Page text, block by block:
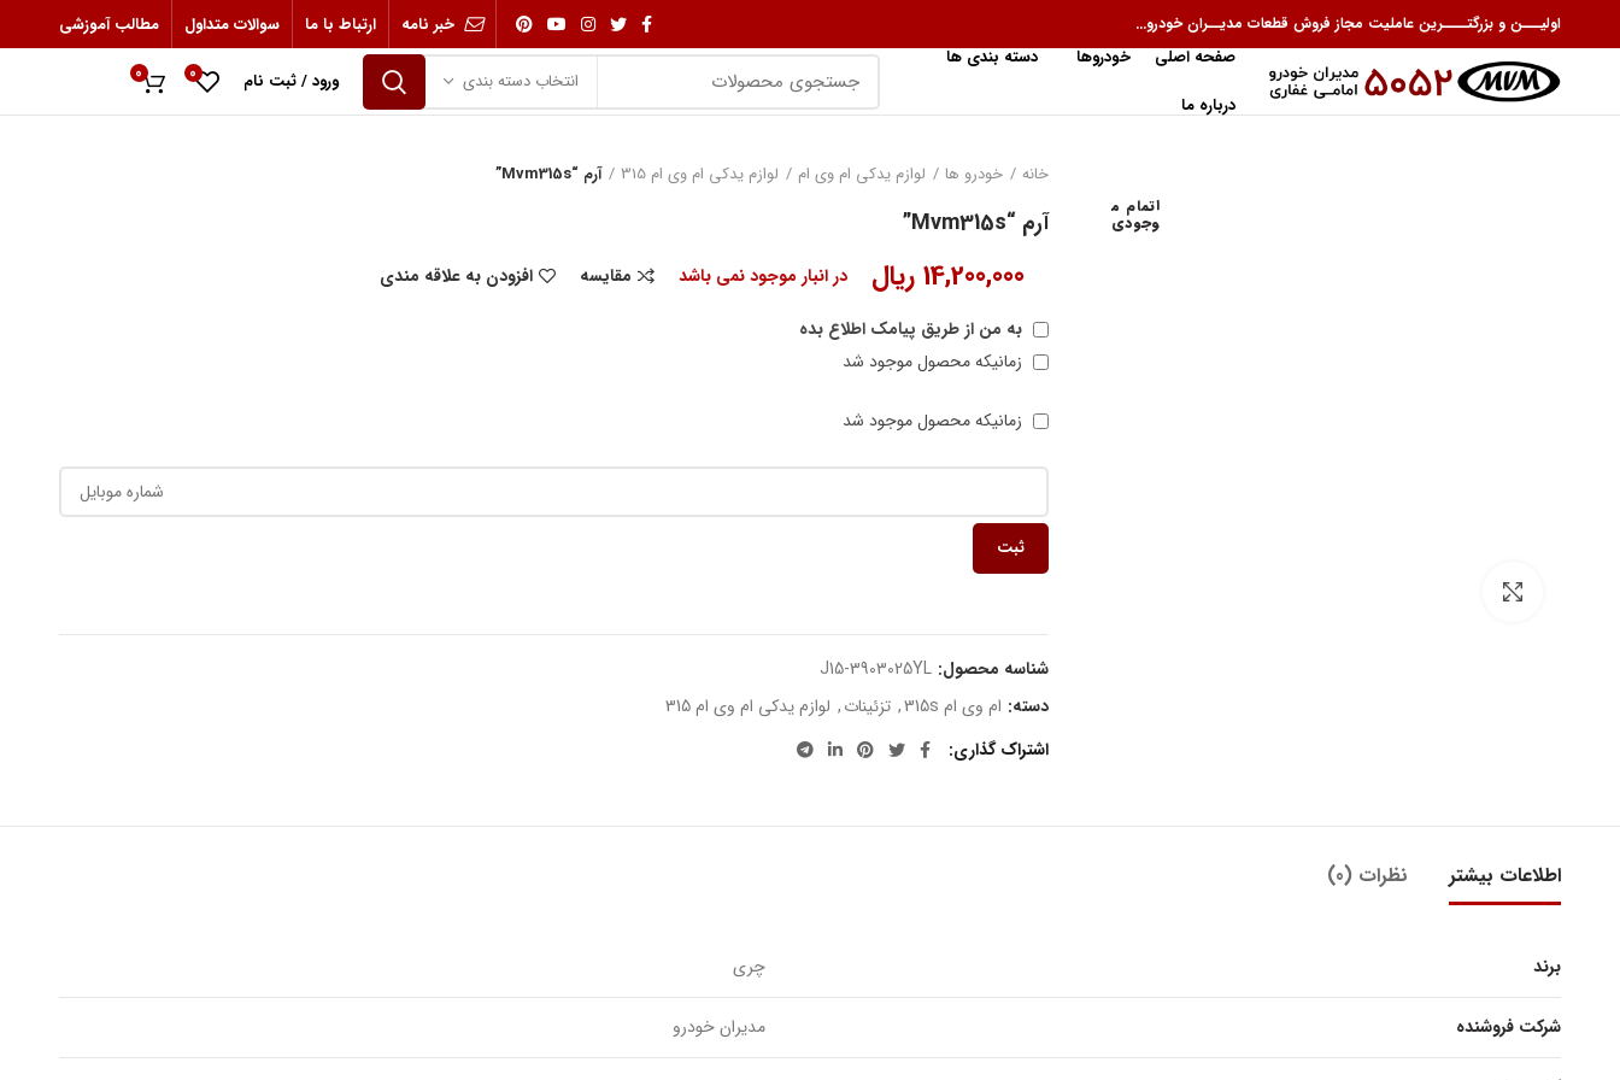
اولیـــن و بزرگتــــرین عاملیت مجاز فروش قطعات مدیــران خودرو... خبر نامه ارتباط با ما سوالات متداول
مطالب آموزشی
صفحه اصلی
خودروها
دسته بندی ها
درباره ما
انتخاب دسته بندی ورود / ثبت نام 0
0
اتمام م
وجودی
خانه خودرو ها لوازم یدکی ام وی ام لوازم یدکی ام وی ام 315 آرم “Mvm315s”
آرم “Mvm315s”
14,200,000 ریال در انبار موجود نمی باشد مقایسه
افزودن به علاقه مندی
به من از طریق پیامک اطلاع بده
زمانیکه محصول موجود شد
زمانیکه محصول موجود شد
ثبت
شناسه محصول: J15-3903025YL
دسته: ام وی ام 315s , تزئینات, لوازم یدکی ام وی ام 315
اشتراک گذاری
اطلاعات بیشتر نظرات (0)
برند چری
شرکت فروشنده مدیران خودرو